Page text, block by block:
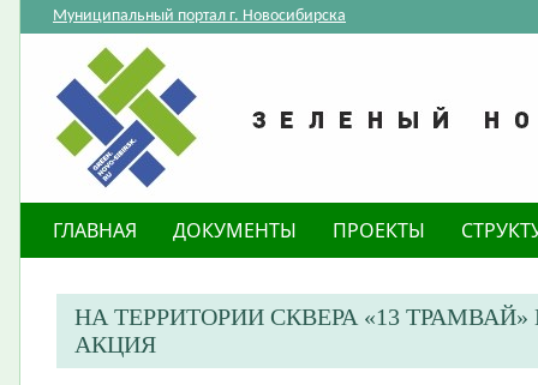
Муниципальный портал г. Новосибирска
ГЛАВНАЯ ДОКУМЕНТЫ ПРОЕКТЫ
​НА ТЕРРИТОРИИ СКВЕРА «13
АКЦИЯ